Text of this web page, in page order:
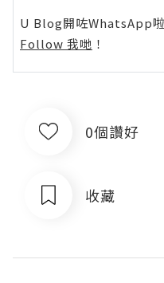
U Blog開咗WhatsApp啦
Follow 我哋 ！
0個讚好
收藏